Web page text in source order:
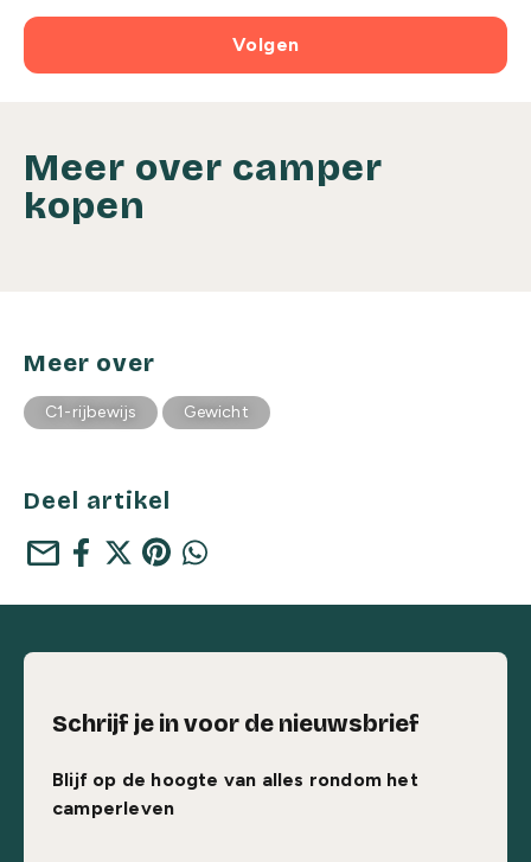
Volgen
Meer over camper
kopen
Meer over
C1-rijbewijs Gewicht
Deel artikel
mail
Schrijf je in voor de nieuwsbrief
Blijf op de hoogte van alles rondom het
camperleven